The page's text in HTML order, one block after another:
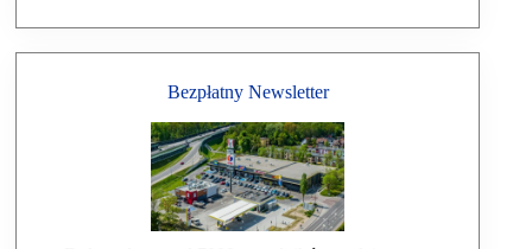
Bezpłatny Newsletter